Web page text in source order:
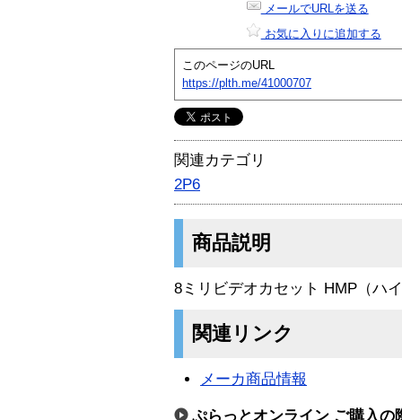
メールでURLを送る
お気に入りに追加する
このページのURL
https://plth.me/41000707
関連カテゴリ
2P6
商品説明
8ミリビデオカセット HMP（ハ
関連リンク
メーカ商品情報
ぷらっとオンライン ご購入の